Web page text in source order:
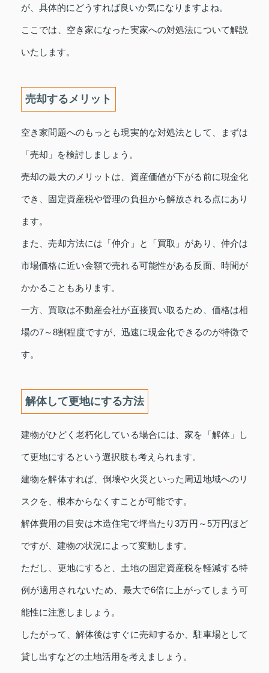
が、具体的にどうすれば良いか気になりますよね。
ここでは、空き家になった実家への対処法について解説
いたします。
売却するメリット
空き家問題へのもっとも現実的な対処法として、まずは
「売却」を検討しましょう。
売却の最大のメリットは、資産価値が下がる前に現金化
でき、固定資産税や管理の負担から解放される点にあり
ます。
また、売却方法には「仲介」と「買取」があり、仲介は
市場価格に近い金額で売れる可能性がある反面、時間が
かかることもあります。
一方、買取は不動産会社が直接買い取るため、価格は相
場の7～8割程度ですが、迅速に現金化できるのが特徴で
す。
解体して更地にする方法
建物がひどく老朽化している場合には、家を「解体」し
て更地にするという選択肢も考えられます。
建物を解体すれば、倒壊や火災といった周辺地域へのリ
スクを、根本からなくすことが可能です。
解体費用の目安は木造住宅で坪当たり3万円～5万円ほど
ですが、建物の状況によって変動します。
ただし、更地にすると、土地の固定資産税を軽減する特
例が適用されないため、最大で6倍に上がってしまう可
能性に注意しましょう。
したがって、解体後はすぐに売却するか、駐車場として
貸し出すなどの土地活用を考えましょう。